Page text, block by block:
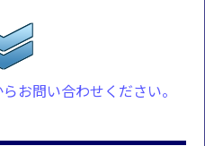
お問い合わせください。